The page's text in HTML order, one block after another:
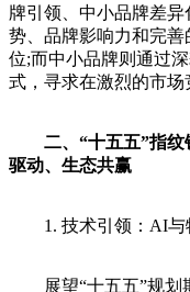
牌引领、中小品牌差
势、品牌影响力和完
位;而中小品牌则通过
式，寻求在激烈的市场
二、“十五五”指
驱动、生态共赢
1. 技术引领：AI与
展望“十五五”规划